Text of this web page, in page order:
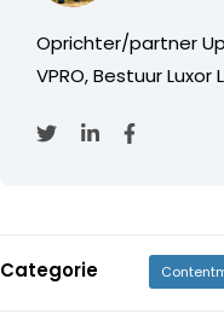
Oprichter/partner
VPRO, Bestuur
Categorie